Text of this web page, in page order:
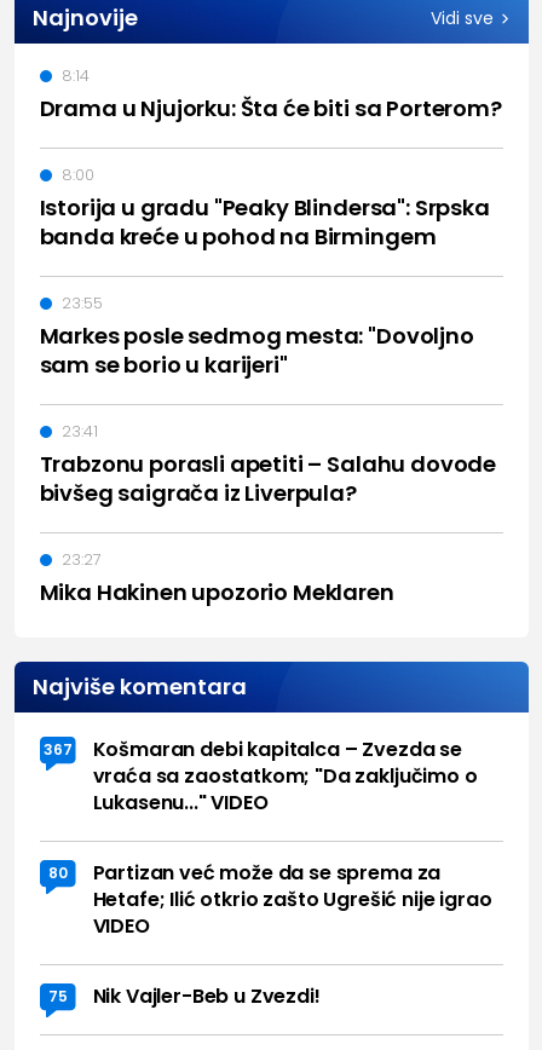
Najnovije Vidi sve
Drama u Njujorku: Šta će biti sa Porterom?
8:14
Istorija u gradu "Peaky Blindersa": Srpska
banda kreće u pohod na Birmingem
8:00
Markes posle sedmog mesta: "Dovoljno
sam se borio u karijeri"
23:55
Trabzonu porasli apetiti – Salahu dovode
bivšeg saigrača iz Liverpula?
23:41
Mika Hakinen upozorio Meklaren
23:27
Najviše komentara
367
Košmaran debi kapitalca – Zvezda se
vraća sa zaostatkom; "Da zaključimo o
Lukasenu..." VIDEO
80
Partizan već može da se sprema za
Hetafe; Ilić otkrio zašto Ugrešić nije igrao
VIDEO
75 Nik Vajler-Beb u Zvezdi!